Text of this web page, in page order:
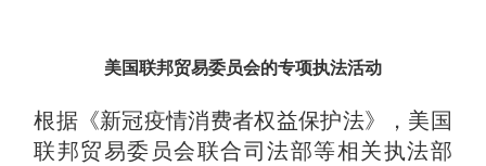
美国联邦贸易委员会的专项执法活动
根据《新冠疫情消费者权益保护法》，美国
联邦贸易委员会联合司法部等相关执法部